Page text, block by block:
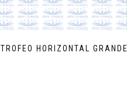
TROFEO HORIZONTAL GRANDE